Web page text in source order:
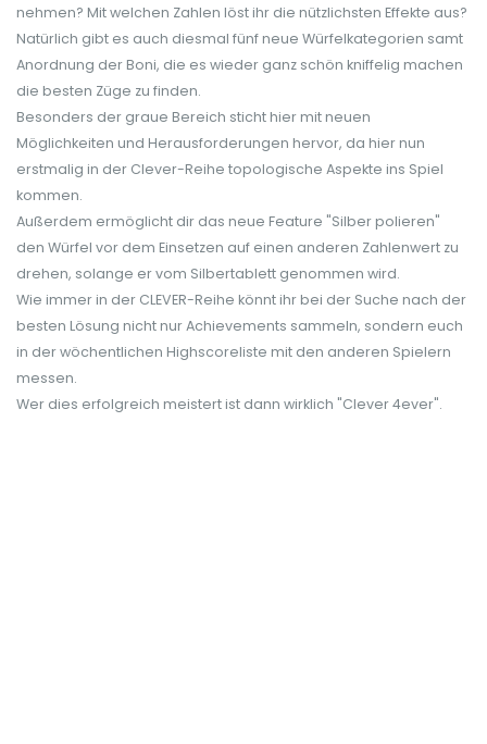
nehmen? Mit welchen Zahlen löst ihr die nützlichsten Effekte aus?
Natürlich gibt es auch diesmal fünf neue Würfelkategorien samt
Anordnung der Boni, die es wieder ganz schön kniffelig machen
die besten Züge zu finden.
Besonders der graue Bereich sticht hier mit neuen
Möglichkeiten und Herausforderungen hervor, da hier nun
erstmalig in der Clever-Reihe topologische Aspekte ins Spiel
kommen.
Außerdem ermöglicht dir das neue Feature "Silber polieren"
den Würfel vor dem Einsetzen auf einen anderen Zahlenwert zu
drehen, solange er vom Silbertablett genommen wird.
Wie immer in der CLEVER-Reihe könnt ihr bei der Suche nach der
besten Lösung nicht nur Achievements sammeln, sondern euch
in der wöchentlichen Highscoreliste mit den anderen Spielern
messen.
Wer dies erfolgreich meistert ist dann wirklich "Clever 4ever".